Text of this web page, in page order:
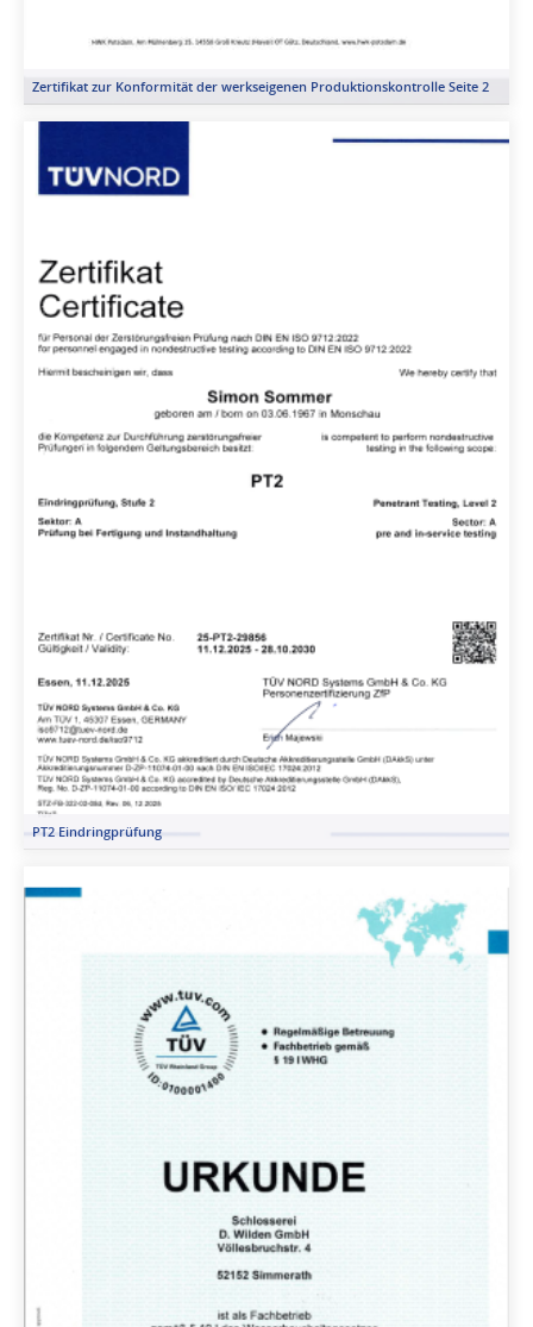
Zertifikat zur Konformität der werkseigenen Produktionskontrolle Seite 2
PT2 Eindringprüfung